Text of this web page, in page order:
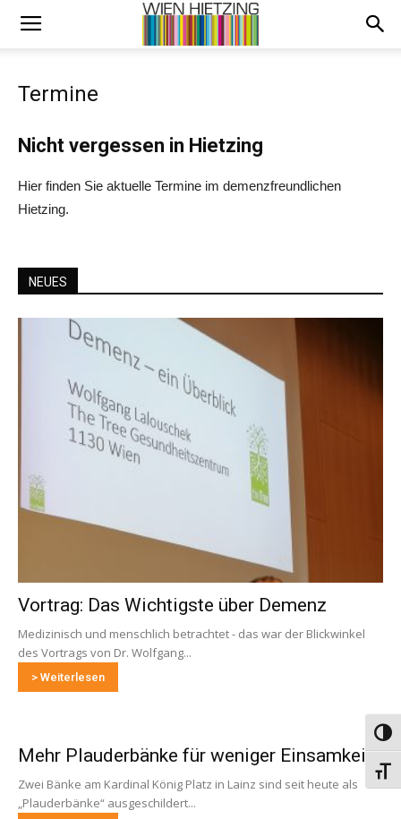
Termine
Nicht vergessen in Hietzing
Hier finden Sie aktuelle Termine im demenzfreundlichen
Hietzing.
NEUES
Vortrag: Das Wichtigste über Demenz
Medizinisch und menschlich betrachtet - das war der Blickwinkel
des Vortrags von Dr. Wolfgang...
> Weiterlesen
Mehr Plauderbänke für weniger Einsamkeit
Zwei Bänke am Kardinal König Platz in Lainz sind seit heute als
„Plauderbänke“ ausgeschildert...